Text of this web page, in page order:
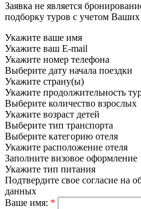
Заявка не является
подборку туров с учетом
Укажите ваше имя
Укажите ваш E-mail
Укажите номер телефона
Выберите дату начала поездки
Укажите страну(ы)
Укажите продолжительность
Выберите количество взрослых
Укажите возраст детей
Выберите тип транспорта
Выберите категорию отеля
Укажите расположение отеля
Заполните визовое оформление
Укажите тип питания
Подтвердите свое согласие на
данных
Ваше имя: *